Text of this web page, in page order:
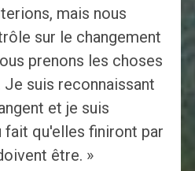
mais nous
sur le changement
prenons les choses
suis reconnaissant
et je suis
qu'elles finiront par
être. »